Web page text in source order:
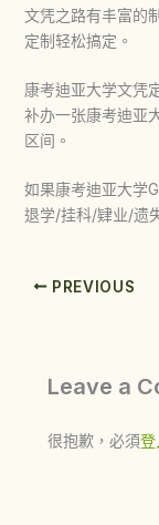
文凭之路有丰富的
定制轻松搞定。
康考迪亚大学文凭
补办一张康考迪亚
区间。
如果康考迪亚大学
退学/挂科/肄业/遗
PREVIOUS
Leave a
很抱歉，必須登